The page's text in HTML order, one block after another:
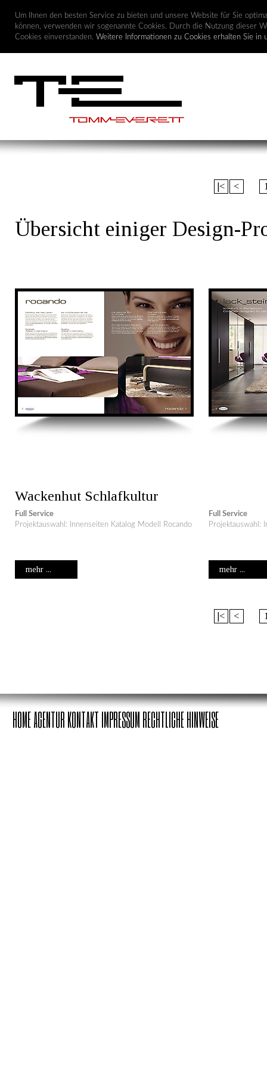
Um Ihnen den besten Service zu bieten und unsere Website für Sie
können, verwenden wir sogenannte Cookies. Durch die Nutzung dieser
Cookies einverstanden. Weitere Informationen zu Cookies erhalten Sie in
|< <
Übersicht einiger Design-
Wackenhut Schlafkultur
Full Service
Projektauswahl: Innenseiten Katalog Modell Rocando
mehr ...
Full Service
Projektauswahl:
mehr ...
|< <
HOMEAGENTURKONTAKTIMPRESSUMRECHTLICHE HINWEISE